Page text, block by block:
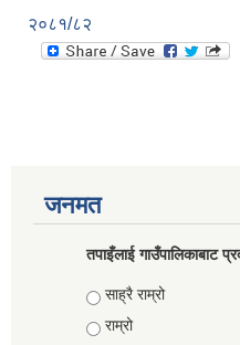
२०८१/८२
जनमत
तपाइँलाई गाउँपालिकाबाट
Choices
साह्रै राम्रो
राम्रो